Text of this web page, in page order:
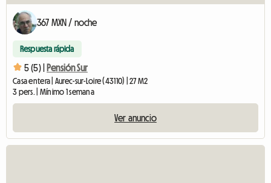
367 MXN / noche
Respuesta rápida
5 (5) | Pensión Sur
Casa entera | Aurec-sur-Loire (43110) | 27 M2
3 pers. | Mínimo 1 semana
Ver anuncio